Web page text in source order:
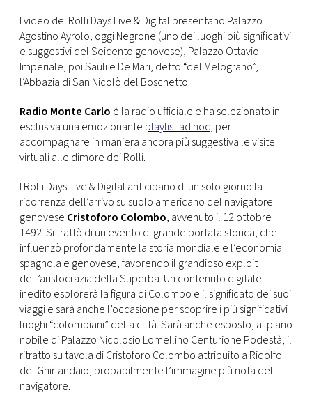
I video dei Rolli Days Live & Digital presentano Palazzo
Agostino Ayrolo, oggi Negrone (uno dei luoghi più significativi
e suggestivi del Seicento genovese), Palazzo Ottavio
Imperiale, poi Sauli e De Mari, detto “del Melograno”,
l’Abbazia di San Nicolò del Boschetto.
Radio Monte Carlo è la radio ufficiale e ha selezionato in
esclusiva una emozionante playlist ad hoc, per
accompagnare in maniera ancora più suggestiva le visite
virtuali alle dimore dei Rolli.
I Rolli Days Live & Digital anticipano di un solo giorno la
ricorrenza dell’arrivo su suolo americano del navigatore
genovese Cristoforo Colombo, avvenuto il 12 ottobre
1492. Si trattò di un evento di grande portata storica, che
influenzò profondamente la storia mondiale e l’economia
spagnola e genovese, favorendo il grandioso exploit
dell’aristocrazia della Superba. Un contenuto digitale
inedito esplorerà la figura di Colombo e il significato dei suoi
viaggi e sarà anche l’occasione per scoprire i più significativi
luoghi “colombiani” della città. Sarà anche esposto, al piano
nobile di Palazzo Nicolosio Lomellino Centurione Podestà, il
ritratto su tavola di Cristoforo Colombo attribuito a Ridolfo
del Ghirlandaio, probabilmente l’immagine più nota del
navigatore.